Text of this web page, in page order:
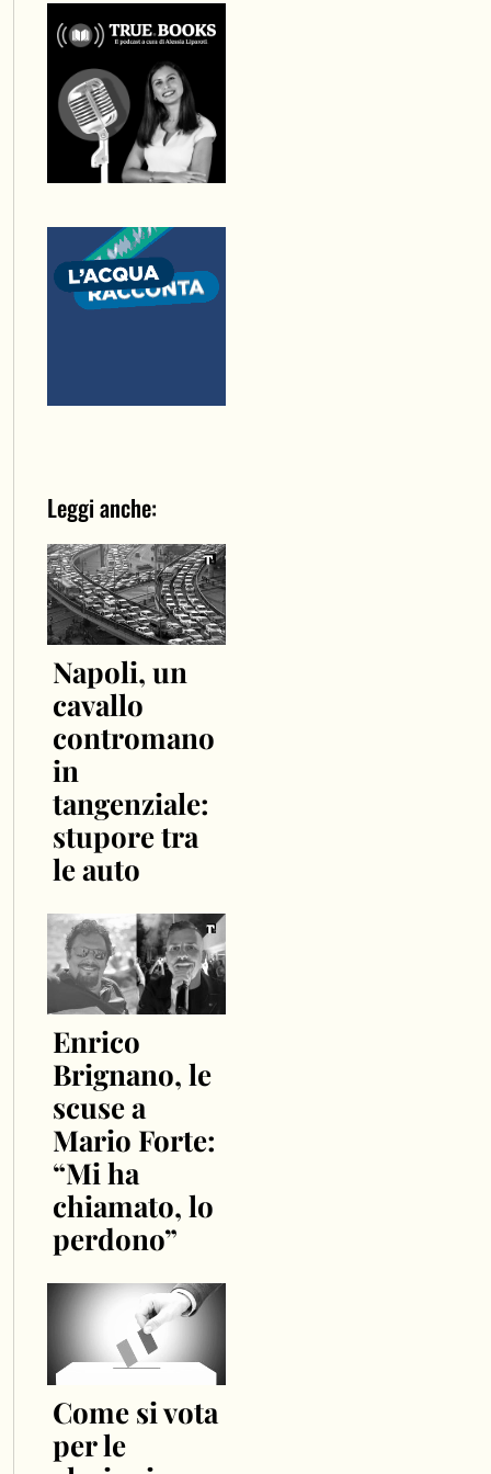
Leggi anche:
Napoli, un
cavallo
contromano
in
tangenziale:
stupore tra
le auto
Enrico
Brignano, le
scuse a
Mario Forte:
“Mi ha
chiamato, lo
perdono”
Come si vota
per le